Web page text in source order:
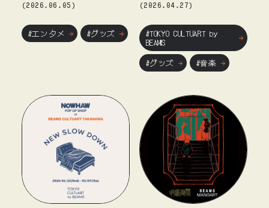
(2026.06.05)
#エンタメ #グッズ
EAMS〉で開催
(2026.04.27)
#TOKYO CULTUART by
BEAMS
#グッズ
#音楽